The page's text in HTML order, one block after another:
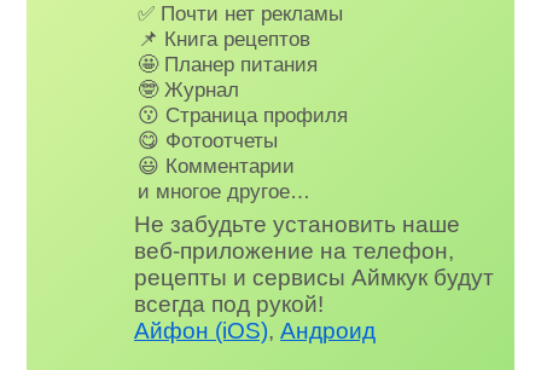
✅ Почти нет рекламы
📌 Книга рецептов
🤩 Планер питания
🤓 Журнал
😗 Страница профиля
😋 Фотоотчеты
😃 Комментарии
и многое другое…
Не забудьте установить наше
веб-приложение на телефон,
рецепты и сервисы Аймкук будут
всегда под рукой!
Айфон (iOS),Андроид